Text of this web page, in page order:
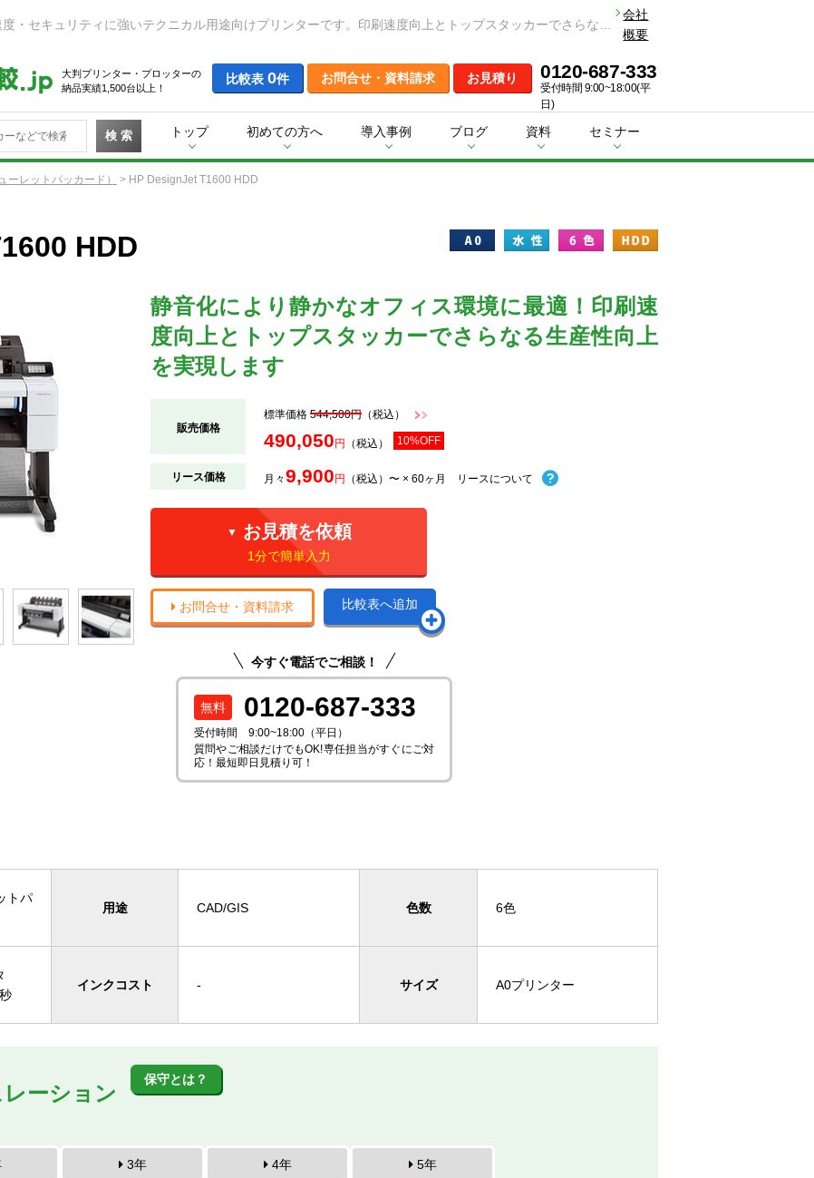
会社
概要
大判プリンター・プロッターの
納品実績1,500台以上！
比較表 0件 お問合せ・資料請求 お見積り 0120-687-333
受付時間 9:00~18:00(平
日)
検 索 トップ 初めての方へ 導入事例 ブログ 資料 セミナー
ーレットパッカード） > HP DesignJet T1600 HDD
HDD
静音化により静かなオフィス環境に最適！印刷速
度向上とトップスタッカーでさらなる生産性向上
を実現します
販売価格
標準価格 544,500円 （税込）
490,050 円 （税込） 10%OFF
リース価格 月々9,900 円 （税込）〜 × 60ヶ月 リースについて
▼ お見積を依頼
1分で簡単入力
お問合せ・資料請求 比較表へ追加
今すぐ電話でご相談！
0120-687-333
受付時間 9:00~18:00（平日）
質問やご相談だけでもOK!専任担当がすぐにご対
応！最短即日見積り可！
トパ
用途 CAD/GIS 色数 6色
インクコスト - サイズ A0プリンター
ーション
保守とは？
3年 4年 5年